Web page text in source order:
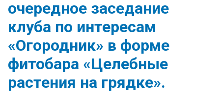
очередное заседание
клуба по интересам
«Огородник» в форме
фитобара «Целебные
растения на грядке».